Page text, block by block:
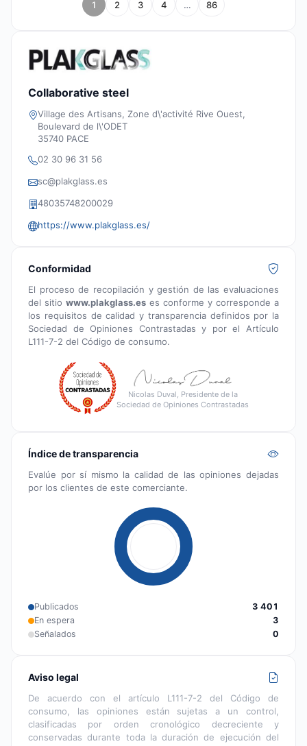
1 2 3 4 … 86
Collaborative steel
Village des Artisans, Zone d\'activité Rive Ouest,
Boulevard de l\'ODET
35740 PACE
02 30 96 31 56
sc@plakglass.es
48035748200029
https://www.plakglass.es/
Conformidad
El proceso de recopilación y gestión de las evaluaciones
del sitio www.plakglass.es es conforme y corresponde a
los requisitos de calidad y transparencia definidos por la
Sociedad de Opiniones Contrastadas y por el Artículo
L111-7-2 del Código de consumo.
Nicolas Duval, Presidente de la
Sociedad de Opiniones Contrastadas
Índice de transparencia
Evalúe por sí mismo la calidad de las opiniones dejadas
por los clientes de este comerciante.
Publicados
3 401
En espera
3
Señalados
0
Aviso legal
De acuerdo con el artículo L111-7-2 del Código de
consumo, las opiniones están sujetas a un control,
clasificadas por orden cronológico decreciente y
conservadas durante toda la duración de ejecución del